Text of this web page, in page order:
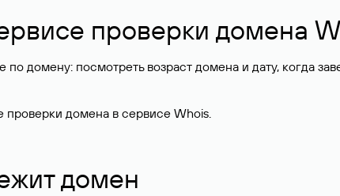
проверки домена
домену: посмотреть возраст домена и дату, когда
домена в сервисе Whois.
домен